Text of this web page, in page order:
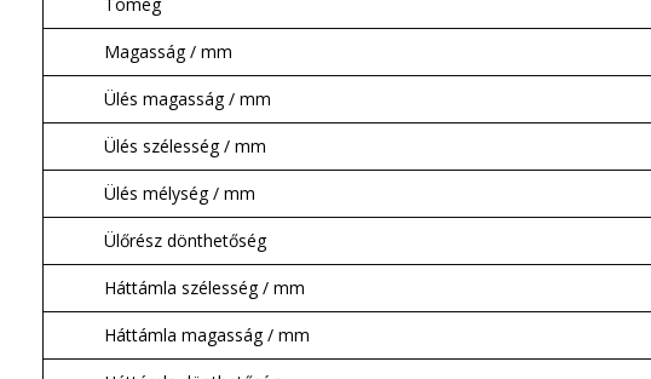
Magasság / mm
Ülés magasság / mm
Ülés szélesség / mm
Ülés mélység / mm
Ülőrész dönthetőség
Háttámla szélesség / mm
Háttámla magasság / mm